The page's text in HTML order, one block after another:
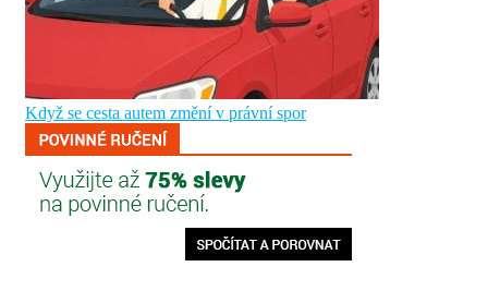
Když se cesta autem změní v právní spor